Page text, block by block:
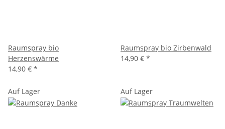
Raumspray bio
Herzenswärme
14,90 € *
Raumspray bio Zirbenwald
14,90 € *
Auf Lager Auf Lager